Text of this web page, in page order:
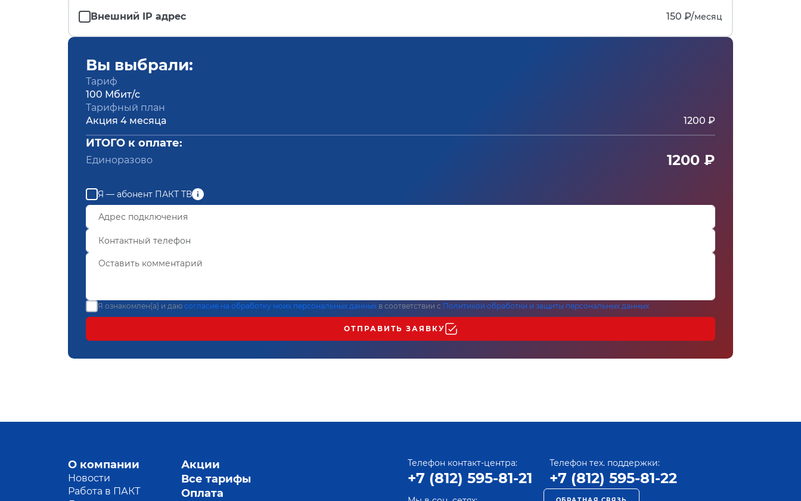
Внешний IP адрес 150 ₽/месяц
Вы выбрали:
Тариф
100 Мбит/с
Тарифный план
Акция 4 месяца
1200 ₽
ИТОГО к оплате:
Единоразово 1200 ₽
Я — абонент ПАКТ ТВ
Я ознакомлен(а) и даю согласие на обработку моих персональных данных в соответствии с Политикой обработки и защиты персональных данных
ОТПРАВИТЬ ЗАЯВКУ
О компании
Новости
Работа в ПАКТ
Акции
Все тарифы
Оплата
Телефон контакт-центра:
+7 (812) 595-81-21
Телефон тех. поддержки:
+7 (812) 595-81-22